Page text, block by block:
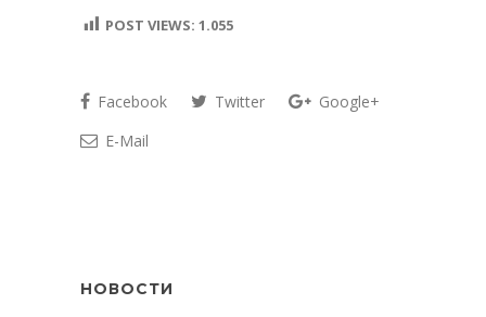
POST VIEWS: 1.055
Facebook Twitter
Google+
E-Mail
НОВОСТИ